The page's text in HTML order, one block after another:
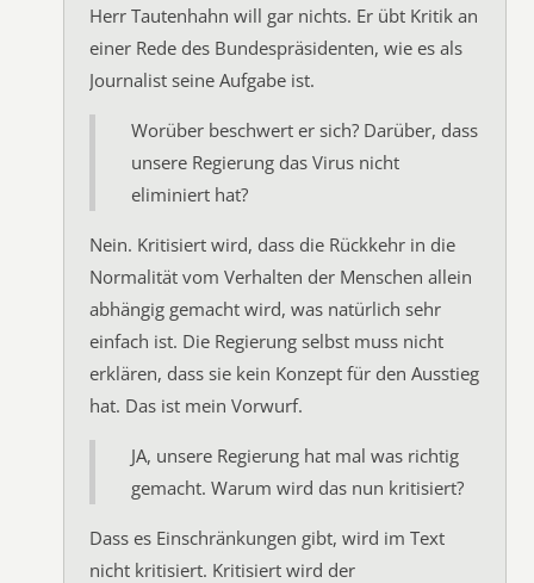
Herr Tautenhahn will gar nichts. Er übt Kritik an
einer Rede des Bundespräsidenten, wie es als
Journalist seine Aufgabe ist.
Worüber beschwert er sich? Darüber, dass
unsere Regierung das Virus nicht
eliminiert hat?
Nein. Kritisiert wird, dass die Rückkehr in die
Normalität vom Verhalten der Menschen allein
abhängig gemacht wird, was natürlich sehr
einfach ist. Die Regierung selbst muss nicht
erklären, dass sie kein Konzept für den Ausstieg
hat. Das ist mein Vorwurf.
JA, unsere Regierung hat mal was richtig
gemacht. Warum wird das nun kritisiert?
Dass es Einschränkungen gibt, wird im Text
nicht kritisiert. Kritisiert wird der